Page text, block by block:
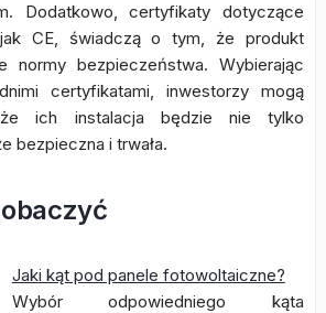
Dodatkowo, certyfikaty dotyczące
jak CE, świadczą o tym, że produkt
normy bezpieczeństwa. Wybierając
certyfikatami, inwestorzy mogą
ich instalacja będzie nie tylko
bezpieczna i trwała.
Jaki kąt pod panele fotowoltaiczne?
Wybór odpowiedniego kąta